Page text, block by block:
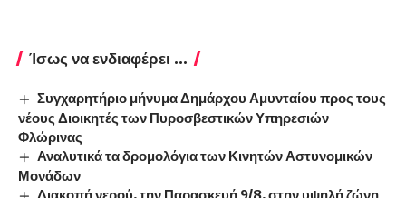
Ίσως να ενδιαφέρει ...
Συγχαρητήριο μήνυμα Δημάρχου Αμυνταίου προς τους
νέους Διοικητές των Πυροσβεστικών Υπηρεσιών
Φλώρινας
Αναλυτικά τα δρομολόγια των Κινητών Αστυνομικών
Μονάδων
Διακοπή νερού, την Παρασκευή 9/8, στην υψηλή ζώνη